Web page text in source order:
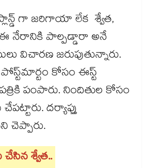
గా జరిగాయా లేక శ్వేత,
ఈ నేరానికి పాల్పడ్డారా అనే
విచారణ జరుపుతున్నారు.
కోసం ఈస్ట్
పంపారు. నిందితుల కోసం
దర్యాప్తు
చెప్పారు.
శ్వేత..